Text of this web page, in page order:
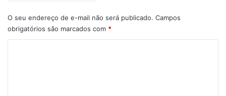
Arthur Lira na disputa pela presidência da
Casa.
O seu endereço de e-mail não será publicado. Campos
obrigatórios são marcados com *